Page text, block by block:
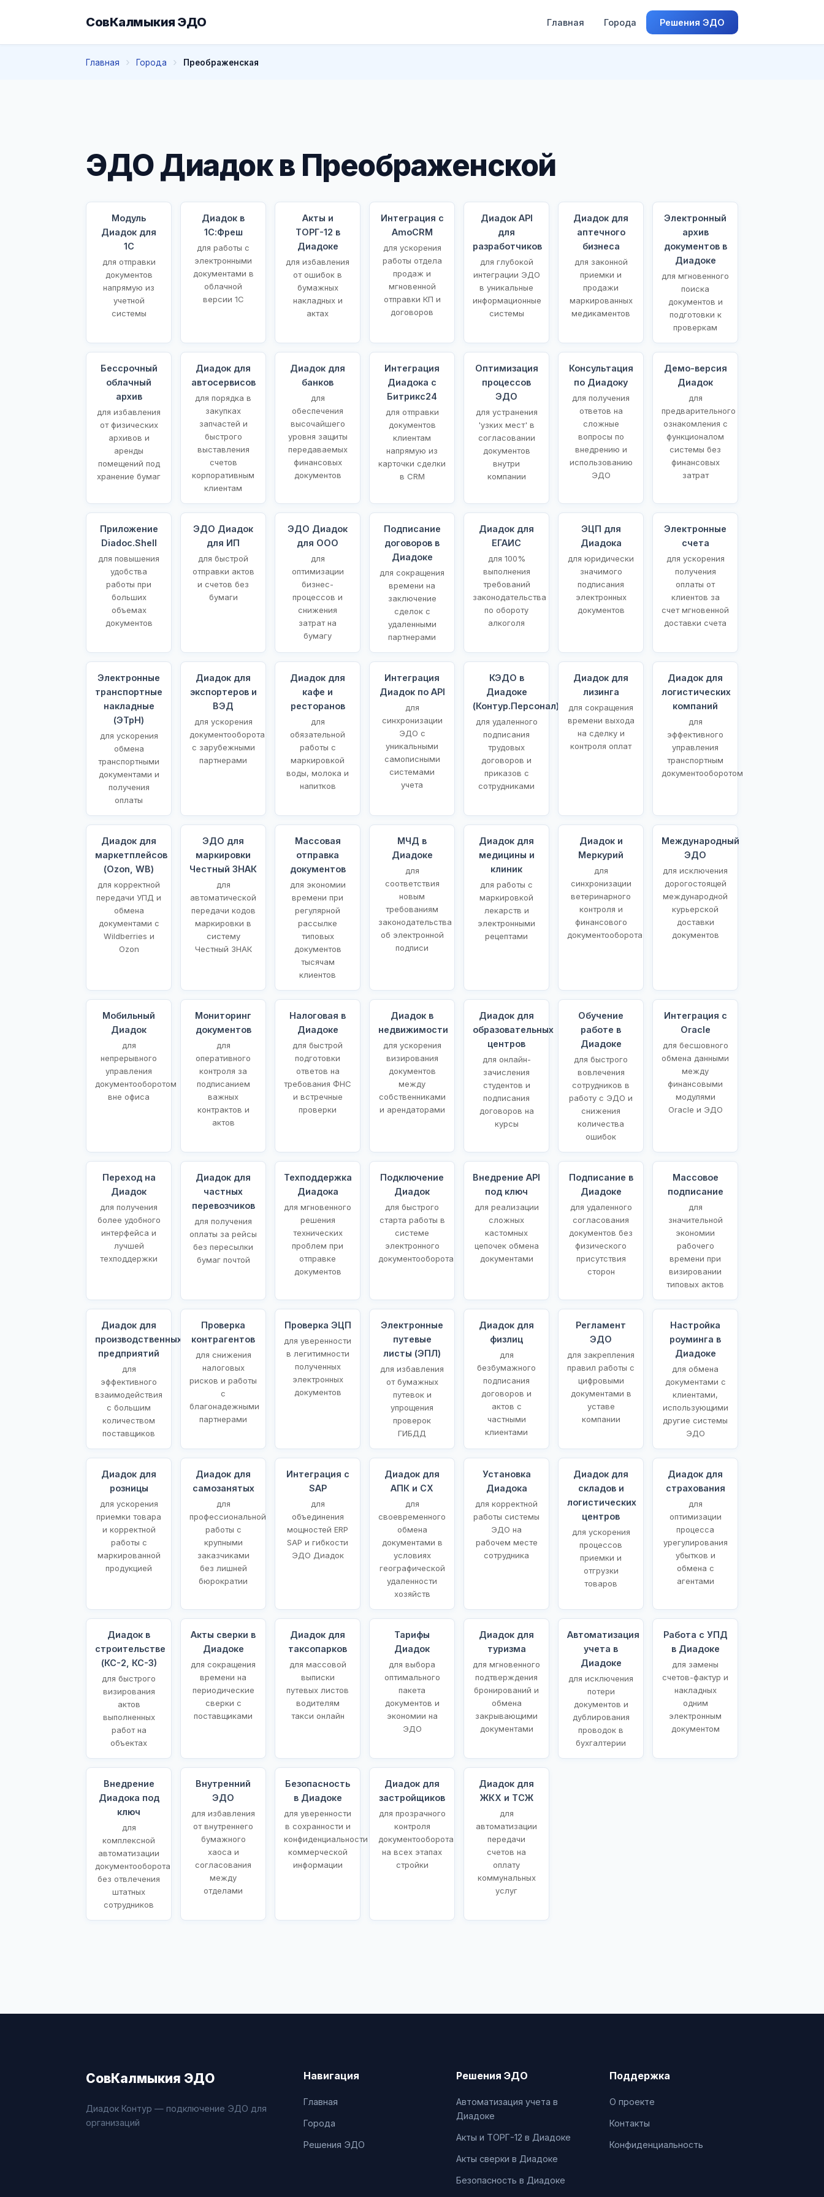
СовКалмыкия ЭДО Главная Города Решения ЭДО
Главная Города Преображенская
ЭДО Диадок в Преображенской
Модуль
Диадок для
1С
для отправки
документов
напрямую из
учетной
системы
Диадок в
1С:Фреш
для работы с
электронными
документами в
облачной
версии 1С
Акты и
ТОРГ-12 в
Диадоке
для избавления
от ошибок в
бумажных
накладных и
актах
Интеграция с
AmoCRM
для ускорения
работы отдела
продаж и
мгновенной
отправки КП и
договоров
Диадок API
для
разработчиков
для глубокой
интеграции ЭДО
в уникальные
информационные
системы
Диадок для
аптечного
бизнеса
для законной
приемки и
продажи
маркированных
медикаментов
Электронный
архив
документов в
Диадоке
для мгновенного
поиска
документов и
подготовки к
проверкам
Бессрочный
облачный
архив
для избавления
от физических
архивов и
аренды
помещений под
хранение бумаг
Диадок для
автосервисов
для порядка в
закупках
запчастей и
быстрого
выставления
счетов
корпоративным
клиентам
Диадок для
банков
для
обеспечения
высочайшего
уровня защиты
передаваемых
финансовых
документов
Интеграция
Диадока с
Битрикс24
для отправки
документов
клиентам
напрямую из
карточки сделки
в CRM
Оптимизация
процессов
ЭДО
для устранения
'узких мест' в
согласовании
документов
внутри
компании
Консультация
по Диадоку
для получения
ответов на
сложные
вопросы по
внедрению и
использованию
ЭДО
Демо-версия
Диадок
для
предварительного
ознакомления с
функционалом
системы без
финансовых
затрат
Приложение
Diadoc.Shell
для повышения
удобства
работы при
больших
объемах
документов
ЭДО Диадок
для ИП
для быстрой
отправки актов
и счетов без
бумаги
ЭДО Диадок
для ООО
для
оптимизации
бизнес-
процессов и
снижения
затрат на
бумагу
Подписание
договоров в
Диадоке
для сокращения
времени на
заключение
сделок с
удаленными
партнерами
Диадок для
ЕГАИС
для 100%
выполнения
требований
законодательства
по обороту
алкоголя
ЭЦП для
Диадока
для юридически
значимого
подписания
электронных
документов
Электронные
счета
для ускорения
получения
оплаты от
клиентов за
счет мгновенной
доставки счета
Электронные
транспортные
накладные
(ЭТрН)
для ускорения
обмена
транспортными
документами и
получения
оплаты
Диадок для
экспортеров и
ВЭД
для ускорения
документооборота
с зарубежными
партнерами
Диадок для
кафе и
ресторанов
для
обязательной
работы с
маркировкой
воды, молока и
напитков
Интеграция
Диадок по API
для
синхронизации
ЭДО с
уникальными
самописными
системами
учета
КЭДО в
Диадоке
(Контур.Персонал)
для удаленного
подписания
трудовых
договоров и
приказов с
сотрудниками
Диадок для
лизинга
для сокращения
времени выхода
на сделку и
контроля оплат
Диадок для
логистических
компаний
для
эффективного
управления
транспортным
документооборотом
Диадок для
маркетплейсов
(Ozon, WB)
для корректной
передачи УПД и
обмена
документами с
Wildberries и
Ozon
ЭДО для
маркировки
Честный ЗНАК
для
автоматической
передачи кодов
маркировки в
систему
Честный ЗНАК
Массовая
отправка
документов
для экономии
времени при
регулярной
рассылке
типовых
документов
тысячам
клиентов
МЧД в
Диадоке
для
соответствия
новым
требованиям
законодательства
об электронной
подписи
Диадок для
медицины и
клиник
для работы с
маркировкой
лекарств и
электронными
рецептами
Диадок и
Меркурий
для
синхронизации
ветеринарного
контроля и
финансового
документооборота
Международный
ЭДО
для исключения
дорогостоящей
международной
курьерской
доставки
документов
Мобильный
Диадок
для
непрерывного
управления
документооборотом
вне офиса
Мониторинг
документов
для
оперативного
контроля за
подписанием
важных
контрактов и
актов
Налоговая в
Диадоке
для быстрой
подготовки
ответов на
требования ФНС
и встречные
проверки
Диадок в
недвижимости
для ускорения
визирования
документов
между
собственниками
и арендаторами
Диадок для
образовательных
центров
для онлайн-
зачисления
студентов и
подписания
договоров на
курсы
Обучение
работе в
Диадоке
для быстрого
вовлечения
сотрудников в
работу с ЭДО и
снижения
количества
ошибок
Интеграция с
Oracle
для бесшовного
обмена данными
между
финансовыми
модулями
Oracle и ЭДО
Переход на
Диадок
для получения
более удобного
интерфейса и
лучшей
техподдержки
Диадок для
частных
перевозчиков
для получения
оплаты за рейсы
без пересылки
бумаг почтой
Техподдержка
Диадока
для мгновенного
решения
технических
проблем при
отправке
документов
Подключение
Диадок
для быстрого
старта работы в
системе
электронного
документооборота
Внедрение API
под ключ
для реализации
сложных
кастомных
цепочек обмена
документами
Подписание в
Диадоке
для удаленного
согласования
документов без
физического
присутствия
сторон
Массовое
подписание
для
значительной
экономии
рабочего
времени при
визировании
типовых актов
Диадок для
производственных
предприятий
для
эффективного
взаимодействия
с большим
количеством
поставщиков
Проверка
контрагентов
для снижения
налоговых
рисков и работы
с
благонадежными
партнерами
Проверка ЭЦП
для уверенности
в легитимности
полученных
электронных
документов
Электронные
путевые
листы (ЭПЛ)
для избавления
от бумажных
путевок и
упрощения
проверок
ГИБДД
Диадок для
физлиц
для
безбумажного
подписания
договоров и
актов с
частными
клиентами
Регламент
ЭДО
для закрепления
правил работы с
цифровыми
документами в
уставе
компании
Настройка
роуминга в
Диадоке
для обмена
документами с
клиентами,
использующими
другие системы
ЭДО
Диадок для
розницы
для ускорения
приемки товара
и корректной
работы с
маркированной
продукцией
Диадок для
самозанятых
для
профессиональной
работы с
крупными
заказчиками
без лишней
бюрократии
Интеграция с
SAP
для
объединения
мощностей ERP
SAP и гибкости
ЭДО Диадок
Диадок для
АПК и СХ
для
своевременного
обмена
документами в
условиях
географической
удаленности
хозяйств
Установка
Диадока
для корректной
работы системы
ЭДО на
рабочем месте
сотрудника
Диадок для
складов и
логистических
центров
для ускорения
процессов
приемки и
отгрузки
товаров
Диадок для
страхования
для
оптимизации
процесса
урегулирования
убытков и
обмена с
агентами
Диадок в
строительстве
(КС-2, КС-3)
для быстрого
визирования
актов
выполненных
работ на
объектах
Акты сверки в
Диадоке
для сокращения
времени на
периодические
сверки с
поставщиками
Диадок для
таксопарков
для массовой
выписки
путевых листов
водителям
такси онлайн
Тарифы
Диадок
для выбора
оптимального
пакета
документов и
экономии на
ЭДО
Диадок для
туризма
для мгновенного
подтверждения
бронирований и
обмена
закрывающими
документами
Автоматизация
учета в
Диадоке
для исключения
потери
документов и
дублирования
проводок в
бухгалтерии
Работа с УПД
в Диадоке
для замены
счетов-фактур и
накладных
одним
электронным
документом
Внедрение
Диадока под
ключ
для
комплексной
автоматизации
документооборота
без отвлечения
штатных
сотрудников
Внутренний
ЭДО
для избавления
от внутреннего
бумажного
хаоса и
согласования
между
отделами
Безопасность
в Диадоке
для уверенности
в сохранности и
конфиденциальности
коммерческой
информации
Диадок для
застройщиков
для прозрачного
контроля
документооборота
на всех этапах
стройки
Диадок для
ЖКХ и ТСЖ
для
автоматизации
передачи
счетов на
оплату
коммунальных
услуг
СовКалмыкия ЭДО
Диадок Контур — подключение ЭДО для
организаций
Навигация
Главная
Города
Решения ЭДО
Решения ЭДО
Автоматизация учета в
Диадоке
Акты и ТОРГ-12 в Диадоке
Акты сверки в Диадоке
Безопасность в Диадоке
Поддержка
О проекте
Контакты
Конфиденциальность